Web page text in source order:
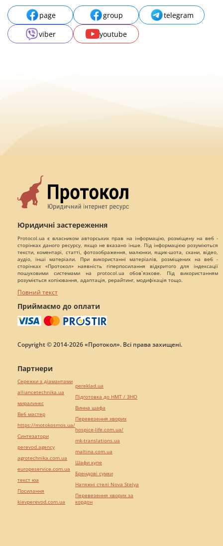
page group
telegram
viber
youtube
Юридичні застереження
Protocol.ua є власником авторських прав на інформацію, розміщену на веб -
сторінках даного ресурсу, якщо не вказано інше. Під інформацією розуміються
тексти, коментарі, статті, фотозображення, малюнки, ящик-шота, скани, відео,
аудіо, інші матеріали. При використанні матеріалів, розміщених на веб -
сторінках «Протокол» наявність гіперпосилання відкритого для індексації
пошуковими системами на protocol.ua обов`язкове. Під використанням
розуміється копіювання, адаптація, рерайтинг, модифікація тощо.
Повний текст
Приймаємо до оплати
Copyright © 2014-2026 «Протокол». Всі права захищені.
Партнери
Сережки з діамантами
alliancetechnika.ua
миралинкс
Веб мастер
https://motokosmos.ua/
Синтезатори
perevod.agency
agrotechnika.com.ua
europeservice.com.ua
текст юа
Посилання
kievperevod.com.ua
pereklad.ua
Підготовка до НМТ / ЗНО
Винна шафа
Перевезення хворих
hospice-life.com.ua/
mk-translations.ua
maltina.com.ua
Шафи купе
Брендові сумки
Натяжні стелі Nova Stelya
Перевезення хворих за
кордон